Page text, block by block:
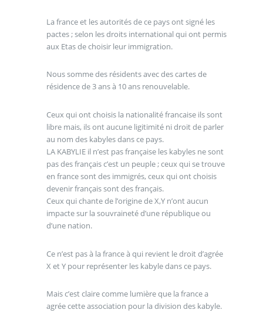
La france et les autorités de ce pays ont signé les
pactes ; selon les droits international qui ont permis
aux Etas de choisir leur immigration.
Nous somme des résidents avec des cartes de
résidence de 3 ans à 10 ans renouvelable.
Ceux qui ont choisis la nationalité francaise ils sont
libre mais, ils ont aucune ligitimité ni droit de parler
au nom des kabyles dans ce pays.
LA KABYLIE il n’est pas française les kabyles ne sont
pas des français c’est un peuple ; ceux qui se trouve
en france sont des immigrés, ceux qui ont choisis
devenir français sont des français.
Ceux qui chante de l’origine de X,Y n’ont aucun
impacte sur la souvraineté d’une république ou
d’une nation.
Ce n’est pas à la france à qui revient le droit d’agrée
X et Y pour représenter les kabyle dans ce pays.
Mais c’est claire comme lumière que la france a
agrée cette association pour la division des kabyle.